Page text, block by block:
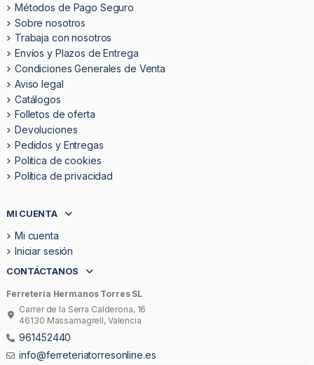
Métodos de Pago Seguro
Sobre nosotros
Trabaja con nosotros
Envíos y Plazos de Entrega
Condiciones Generales de Venta
Aviso legal
Catálogos
Folletos de oferta
Devoluciones
Pedidos y Entregas
Politica de cookies
Política de privacidad
MI CUENTA
Mi cuenta
Iniciar sesión
CONTÁCTANOS
Ferretería Hermanos Torres SL
Carrer de la Serra Calderona, 16
46130 Massamagrell, Valencia
961452440
info@ferreteriatorresonline.es